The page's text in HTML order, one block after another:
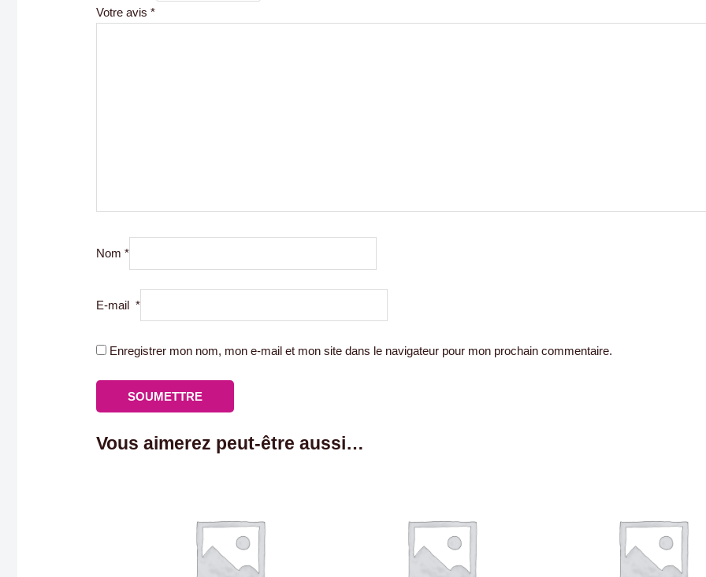
Votre avis*
Nom*
E-mail*
Enregistrer mon nom, mon e-mail et mon site dans le navigateur pour mon prochain commentaire.
Vous aimerez peut-être aussi…